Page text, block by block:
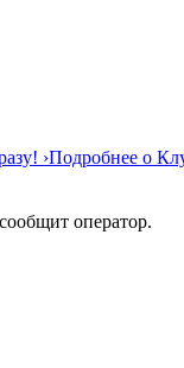
›Подробнее о
оператор.